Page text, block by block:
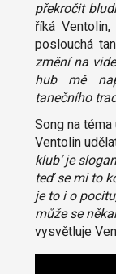
překročit
říká
poslouchá
změní na
hub mě
tanečního
Song na
Ventolin
klub‘ je
teď se mi to
je to i o
může se
vysvětluje